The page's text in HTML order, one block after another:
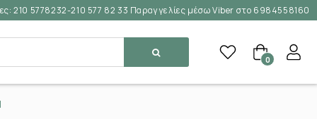
210 5778232-210 577 82 33 Παραγγελίες μέσω Viber στο 6984558160
0